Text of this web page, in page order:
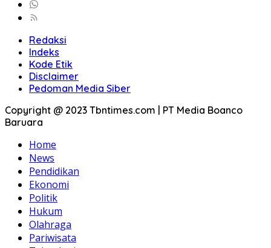
Redaksi
Indeks
Kode Etik
Disclaimer
Pedoman Media Siber
Copyright @ 2023 Tbntimes.com | PT Media Boanco
Baruara
Home
News
Pendidikan
Ekonomi
Politik
Hukum
Olahraga
Pariwisata